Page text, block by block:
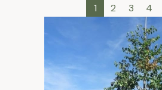
1 2 3 4